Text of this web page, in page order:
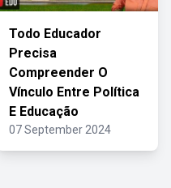
Todo Educador
Precisa
Compreender O
Vínculo Entre Política
E Educação
07 September 2024